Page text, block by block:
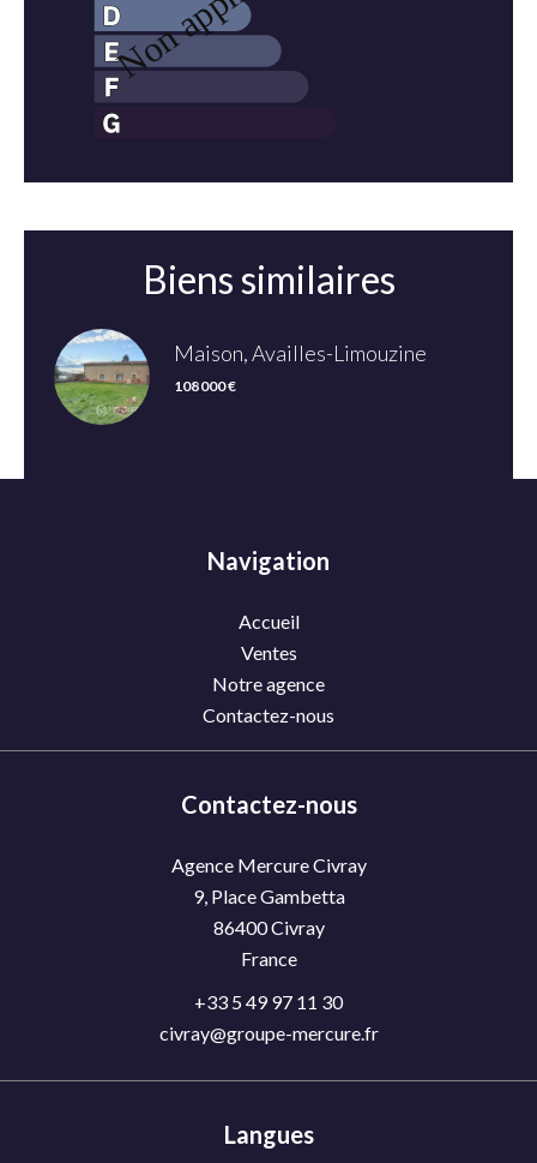
Biens similaires
Maison, Availles-Limouzine
108 000 €
Navigation
Accueil
Ventes
Notre agence
Contactez-nous
Contactez-nous
Agence Mercure Civray
9, Place Gambetta
86400Civray
France
+33 5 49 97 11 30
civray@groupe-mercure.fr
Langues